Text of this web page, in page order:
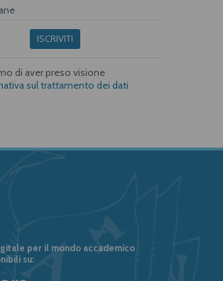
ISCRIVITI
di aver preso visione
sul trattamento dei dati
per il mondo accademico
su: